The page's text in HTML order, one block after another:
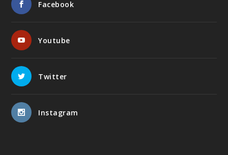
Facebook
Youtube
Twitter
Instagram